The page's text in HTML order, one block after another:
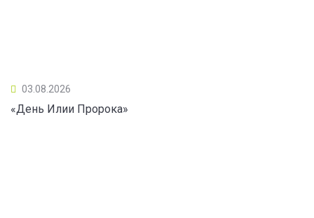
03.08.2026
«День Илии Пророка»